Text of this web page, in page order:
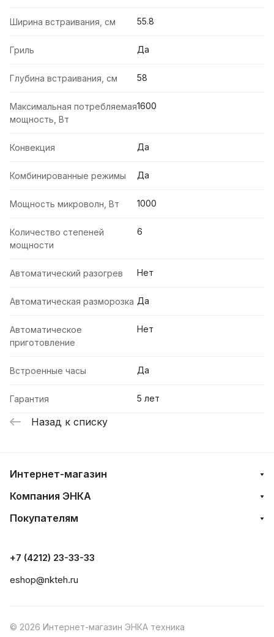
Ширина встраивания, см 55.8
Гриль Да
Глубина встраивания, см 58
Максимальная потребляемая
мощность, Вт
1600
Конвекция Да
Комбинированные режимы Да
Мощность микроволн, Вт 1000
Количество степеней
мощности
6
Автоматический разогрев Нет
Автоматическая разморозка Да
Автоматическое
приготовление
Нет
Встроенные часы Да
Гарантия 5 лет
Назад к списку
Интернет-магазин
Компания ЭНКА
Покупателям
+7 (4212) 23-33-33
eshop@nkteh.ru
© 2026 Интернет-магазин ЭНКА техника
анализа событий на нашем веб-сайте, что позволяет
нам улучшать взаимодействие с пользователями и
смотрите в нашей Политике в отношении